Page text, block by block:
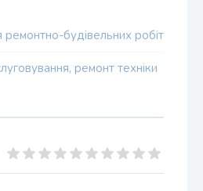
ремонтно-будівельних робіт
ремонт техніки